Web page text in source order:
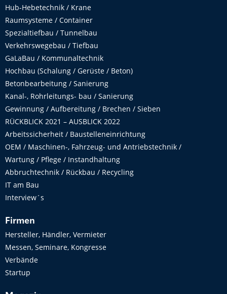
Hub-Hebetechnik / Krane
Raumsysteme / Container
Spezialtiefbau / Tunnelbau
Verkehrswegebau / Tiefbau
GaLaBau / Kommunaltechnik
Hochbau (Schalung / Gerüste / Beton)
Betonbearbeitung / Sanierung
Kanal-, Rohrleitungs- bau / Sanierung
Gewinnung / Aufbereitung / Brechen / Sieben
RÜCKBLICK 2021 – AUSBLICK 2022
Arbeitssicherheit / Baustelleneinrichtung
OEM / Maschinen-, Fahrzeug- und Antriebstechnik /
Wartung / Pflege / Instandhaltung
Abbruchtechnik / Rückbau / Recycling
IT am Bau
Interview´s
Firmen
Hersteller, Händler, Vermieter
Messen, Seminare, Kongresse
Verbände
Startup